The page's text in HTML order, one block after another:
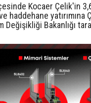
Kocaer Çelik'in
haddehane yatırımına
Bakanlığı